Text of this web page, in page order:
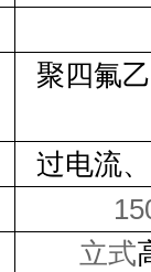
聚四氟
过电流
立式